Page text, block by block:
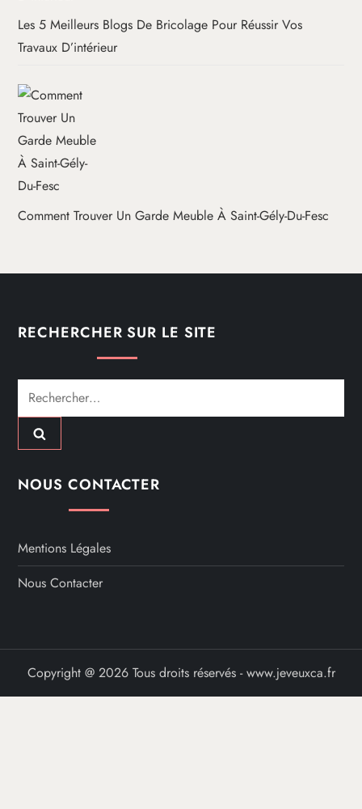
Les 5 Meilleurs Blogs De Bricolage Pour Réussir Vos
Travaux D’intérieur
Comment Trouver Un Garde Meuble À Saint-Gély-Du-Fesc
RECHERCHER SUR LE SITE
Rechercher :
NOUS CONTACTER
Mentions Légales
Nous Contacter
Copyright @ 2026 Tous droits réservés - www.jeveuxca.fr